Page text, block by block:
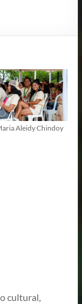
Aleidy Chindoy
cultural,